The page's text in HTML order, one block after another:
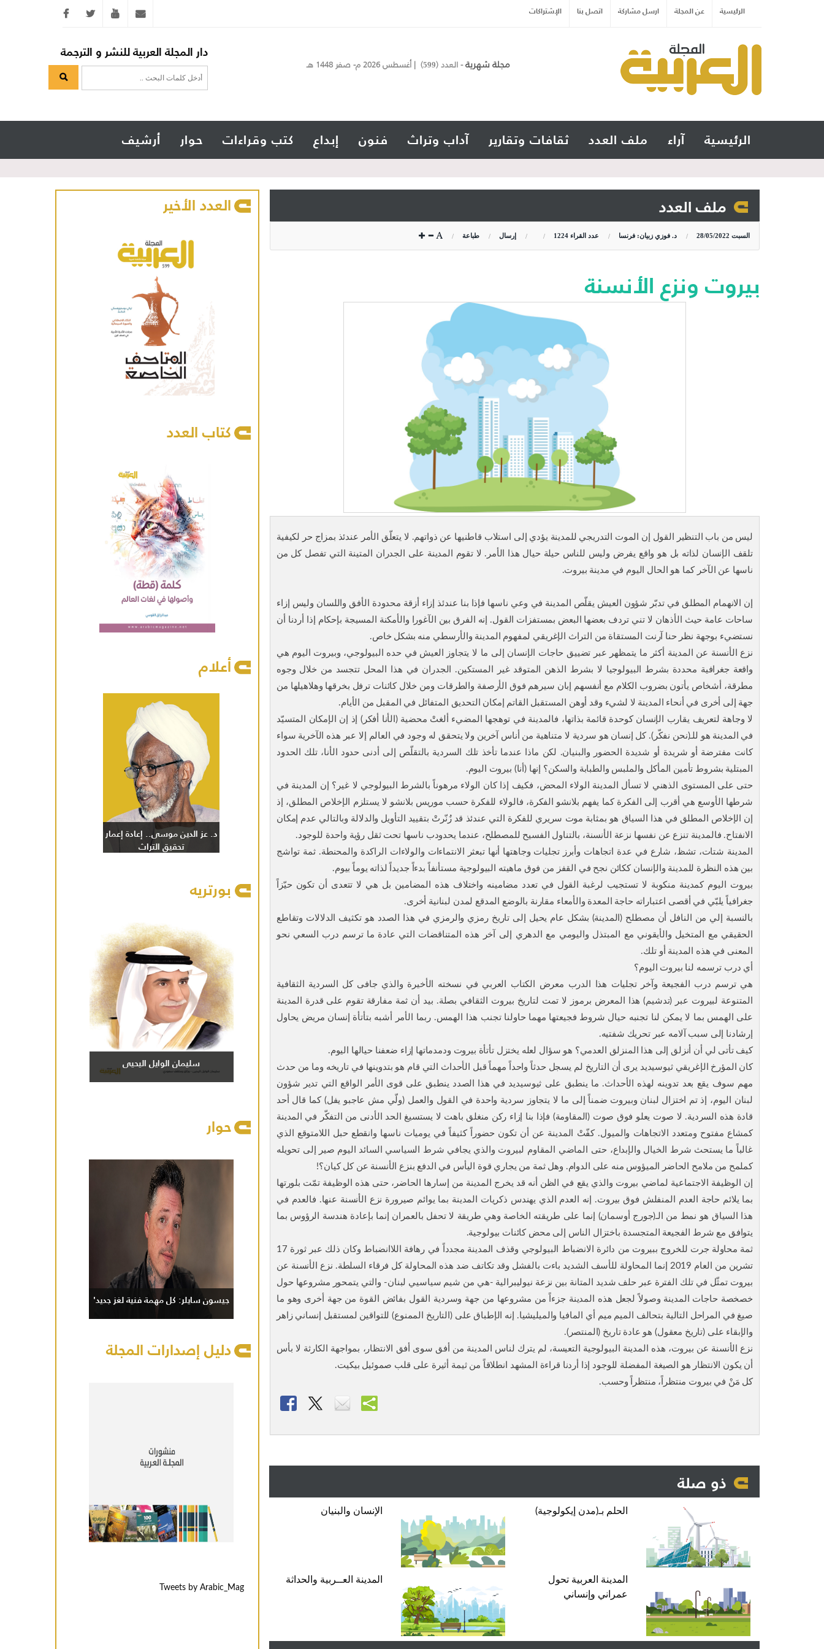
الرئيسية عن المجلة ارسل مشاركة اتصل بنا الإشتراكات
مجلة شهرية- العدد (599) | أغسطس 2026 م- صفر 1448 هـ
دار المجلة العربية للنشر و الترجمة
الرئيسية آراء ملف العدد ثقافات وتقارير آداب وتراث فنون إبداع كتب وقراءات حوار أرشيف
ملف العدد
السبت 28/05/2022 د. فوزي زبيان: فرنسا عدد القراء 1224 إرسال طباعة
بيروت ونزع الأنسنة
ليس من باب التنظير القول إن الموت التدريجي للمدينة يؤدي إلى استلاب قاطنيها عن ذواتهم. لا يتعلّق الأمر عندئذ بمزاج حر لكيفية
تلقف الإنسان لذاته بل هو واقع يفرض وليس للناس حيلة حيال هذا الأمر. لا تقوم المدينة على الجدران المتينة التي تفصل كل من
ناسها عن الآخر كما هو الحال اليوم في مدينة بيروت.
إن الانهمام المطلق في تدبّر شؤون العيش يقلّص المدينة في وعي ناسها فإذا بنا عندئذ إزاء أزقة محدودة الأفق واللسان وليس إزاء
ساحات عامة حيث الأذهان لا تني تردف بعضها البعض بمستفزات القول. إنه الفرق بين الآغورا والأمكنة المسيجة بإحكام إذا أردنا أن
نستضيء بوجهة نظر حنا آرنت المستقاة من التراث الإغريقي لمفهوم المدينة والأرسطي منه بشكل خاص.
نزع الأنسنة عن المدينة أكثر ما يتمظهر عبر تضييق حاجات الإنسان إلى ما لا يتجاوز العيش في حده البيولوجي، وبيروت اليوم هي
واقعة جغرافية محددة بشرط البيولوجيا لا بشرط الذهن المتوقد غير المستكين. الجدران في هذا المحل تتجسد من خلال وجوه
مطرقة، أشخاص يأتون بضروب الكلام مع أنفسهم إبان سيرهم فوق الأرصفة والطرقات ومن خلال كائنات ترفل بخرقها وهلاهيلها من
جهة إلى أخرى في أنحاء المدينة لا لشيء وقد أوهن المستقبل القاتم إمكان التحديق المتفائل في المقبل من الأيام.
لا وجاهة لتعريف يقارب الإنسان كوحدة قائمة بذاتها، فالمدينة في توهجها المضيء ألغتْ محضية (الأنا أفكر) إذ إن الإمكان المتسيّد
في المدينة هو للـ(نحن نفكّر). كل إنسان هو سردية لا متناهية من أناس آخرين ولا يتحقق له وجود في العالم إلا عبر هذه الآخرية سواء
كانت مفترضة أو شريدة أو شديدة الحضور والبنيان. لكن ماذا عندما تأخذ تلك السردية بالتقلّص إلى أدنى حدود الأنا، تلك الحدود
المبتلية بشروط تأمين المأكل والملبس والطبابة والسكن؟ إنها (أنا) بيروت اليوم.
حتى على المستوى الذهني لا تسأل المدينة الولاء المحض، فكيف إذا كان الولاء مرهوناً بالشرط البيولوجي لا غير؟ إن المدينة في
شرطها الأوسع هي أقرب إلى الفكرة كما يفهم بلانشو الفكرة، فالولاء للفكرة حسب موريس بلانشو لا يستلزم الإخلاص المطلق، إذ
إن الإخلاص المطلق في هذا السياق هو بمثابة موت سريري للفكرة التي عندئذ قد زُنّرتْ بتقييد التأويل والدلالة وبالتالي عدم إمكان
الانفتاح. فالمدينة تنزع عن نفسها نزعة الأنسنة، بالتناول الفسيح للمصطلح، عندما يحدودب ناسها تحت ثقل رؤية واحدة للوجود.
المدينة شتات، تشظ، شارع في عدة اتجاهات وأبرز تجليات وجاهتها أنها تبعثر الانتماءات والولاءات الراكدة والمحنطة. ثمة تواشج
بين هذه النظرة للمدينة والإنسان ككائن نجح في القفز من فوق ماهيته البيولوجية مستأنفاً بدءاً جديداً لذاته يوماً بيوم.
بيروت اليوم كمدينة منكوبة لا تستجيب لرغبة القول في تعدد مضامينه واختلاف هذه المضامين بل هي لا تتعدى أن تكون حيّزاً
جغرافياً يلبّي في أقصى اعتباراته حاجة المعدة والأمعاء مقارنة بالوضع المدقع لمدن لبنانية أخرى.
بالنسبة إلي من النافل أن مصطلح (المدينة) بشكل عام يحيل إلى تاريخ رمزي والرمزي في هذا الصدد هو تكثيف الدلالات وتقاطع
الحقيقي مع المتخيل والأيقوني مع المبتذل واليومي مع الدهري إلى آخر هذه المتناقضات التي عادة ما ترسم درب السعي نحو
المعنى في هذه المدينة أو تلك.
أي درب ترسمه لنا بيروت اليوم؟
هي ترسم درب الفجيعة وآخر تجليات هذا الدرب معرض الكتاب العربي في نسخته الأخيرة والذي جافى كل السردية الثقافية
المتنوعة لبيروت عبر (تدشيم) هذا المعرض برموز لا تمت لتاريخ بيروت الثقافي بصلة. بيد أن ثمة مفارقة تقوم على قدرة المدينة
على الهمس بما لا يمكن لنا تجنبه حيال شروط فجيعتها مهما حاولنا تجنب هذا الهمس. ربما الأمر أشبه بتأتأة إنسان مريض يحاول
إرشادنا إلى سبب آلامه عبر تحريك شفتيه.
كيف تأتى لي أن أنزلق إلى هذا المنزلق العدمي؟ هو سؤال لعله يختزل تأتأة بيروت ودمدماتها إزاء ضعفنا حيالها اليوم.
كان المؤرخ الإغريقي ثيوسيديد يرى أن التاريخ لم يسجل حدثاً واحداً مهماً قبل الأحداث التي قام هو بتدوينها في تاريخه وما من حدث
مهم سوف يقع بعد تدوينه لهذه الأحداث. ما ينطبق على ثيوسيديد في هذا الصدد ينطبق على قوى الأمر الواقع التي تدير شؤون
لبنان اليوم، إذ تم اختزال لبنان وبيروت ضمناً إلى ما لا يتجاوز سردية واحدة في القول والعمل (ولّي مش عاجبو يفل) كما قال أحد
قادة هذه السردية. لا صوت يعلو فوق صوت (المقاومة) فإذا بنا إزاء ركن منغلق باهت لا يستسيغ الحد الأدنى من التفكّر في المدينة
كمشاع مفتوح ومتعدد الاتجاهات والميول. كفّتْ المدينة عن أن تكون حضوراً كثيفاً في يوميات ناسها وانقطع حبل اللامتوقع الذي
غالباً ما يستحث شرط الخيال والإبداع، حتى الماضي المقاوم لبيروت والذي يجافي شرط السياسي السائد اليوم صير إلى تحويله
كملمح من ملامح الحاضر الميؤوس منه على الدوام. وهل ثمة من يجاري قوة اليأس في الدفع بنزع الأنسنة عن كل كيان؟!
إن الوظيفة الاجتماعية لماضي بيروت والذي يقع في الظن أنه قد يخرج المدينة من إسارها الحاضر، حتى هذه الوظيفة تمّت بلورتها
بما يلائم حاجة العدم المنفلش فوق بيروت. إنه العدم الذي يهندس ذكريات المدينة بما يوائم صيرورة نزع الأنسنة عنها. فالعدم في
هذا السياق هو نمط من الـ(جورج أوسمان) إنما على طريقته الخاصة وهي طريقة لا تحفل بالعمران إنما بإعادة هندسة الرؤوس بما
يتوافق مع شرط الفجيعة المتجسدة باختزال الناس إلى محض كائنات بيولوجية.
ثمة محاولة جرت للخروج ببيروت من دائرة الانضباط البيولوجي وقذف المدينة مجدداً في رهافة اللاانضباط وكان ذلك عبر ثورة 17
تشرين من العام 2019 إنما المحاولة للأسف الشديد باءت بالفشل وقد تكاتف ضد هذه المحاولة كل فرقاء السلطة. نزع الأنسنة عن
بيروت تمثّل في تلك الفترة عبر حلف شديد المتانة بين نزعة نيوليبرالية -هي من شيم سياسيي لبنان- والتي يتمحور مشروعها حول
خصخصة حاجات المدينة وصولاً لجعل هذه المدينة جزءاً من مشروعها من جهة وسردية القول بفائض القوة من جهة أخرى وهو ما
صيغ في المراحل التالية بتحالف الميم ميم أي المافيا والميليشيا. إنه الإطباق على (التاريخ الممنوع) للتواقين لمستقبل إنساني زاهر
والإبقاء على (تاريخ معقول) هو عادة تاريخ (المنتصر).
نزع الأنسنة عن بيروت، هذه المدينة البيولوجية التعيسة، لم يترك لناس المدينة من أفق سوى أفق الانتظار، بمواجهة الكارثة لا بأس
أن يكون الانتظار هو الصيغة المفضلة للوجود إذا أردنا قراءة المشهد انطلاقاً من ثيمة أثيرة على قلب صموئيل بيكيت.
كل مَنْ في بيروت منتظراً، منتظراً وحسب.
ذو صلة
الحلم بـ(مدن إيكولوجية) الإنسان والبنيان
المدينة العربية تحول
عمراني وإنساني
المدينة العــربية والحداثة
العدد الأخير
كتاب العدد
أعلام
د. عز الدين موسى.. إعادة إعمار
تحقيق التراث
بورتريه
سليمان الوايل اليحيى
حوار
جيسون سايلر: كل مهمة فنية لغز جديد'
دليل إصدارات المجلة